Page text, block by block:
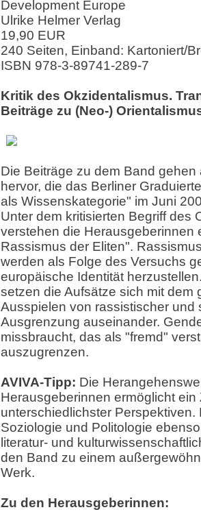
Development Europe
Ulrike Helmer Verlag
19,90 EUR
240 Seiten, Einband: Kartoniert/
ISBN 978-3-89741-289-7
Kritik des Okzidentalismus.
Beiträge zu (Neo-)
Die Beiträge zu dem Band
hervor, die das Berliner
als Wissenskategorie" im Juni
Unter dem kritisierten Begriff des
verstehen die Herausgeberinnen
Rassismus der Eliten".
werden als Folge des Versuchs
europäische Identität
setzen die Aufsätze sich mit dem
Ausspielen von rassistischer und
Ausgrenzung auseinander.
missbraucht, das als "fremd"
auszugrenzen.
AVIVA-Tipp: Die
Herausgeberinnen ermöglicht
unterschiedlichster Perspektiven.
Soziologie und Politologie
literatur- und
den Band zu einem
Werk.
Zu den Herausgeberinnen: